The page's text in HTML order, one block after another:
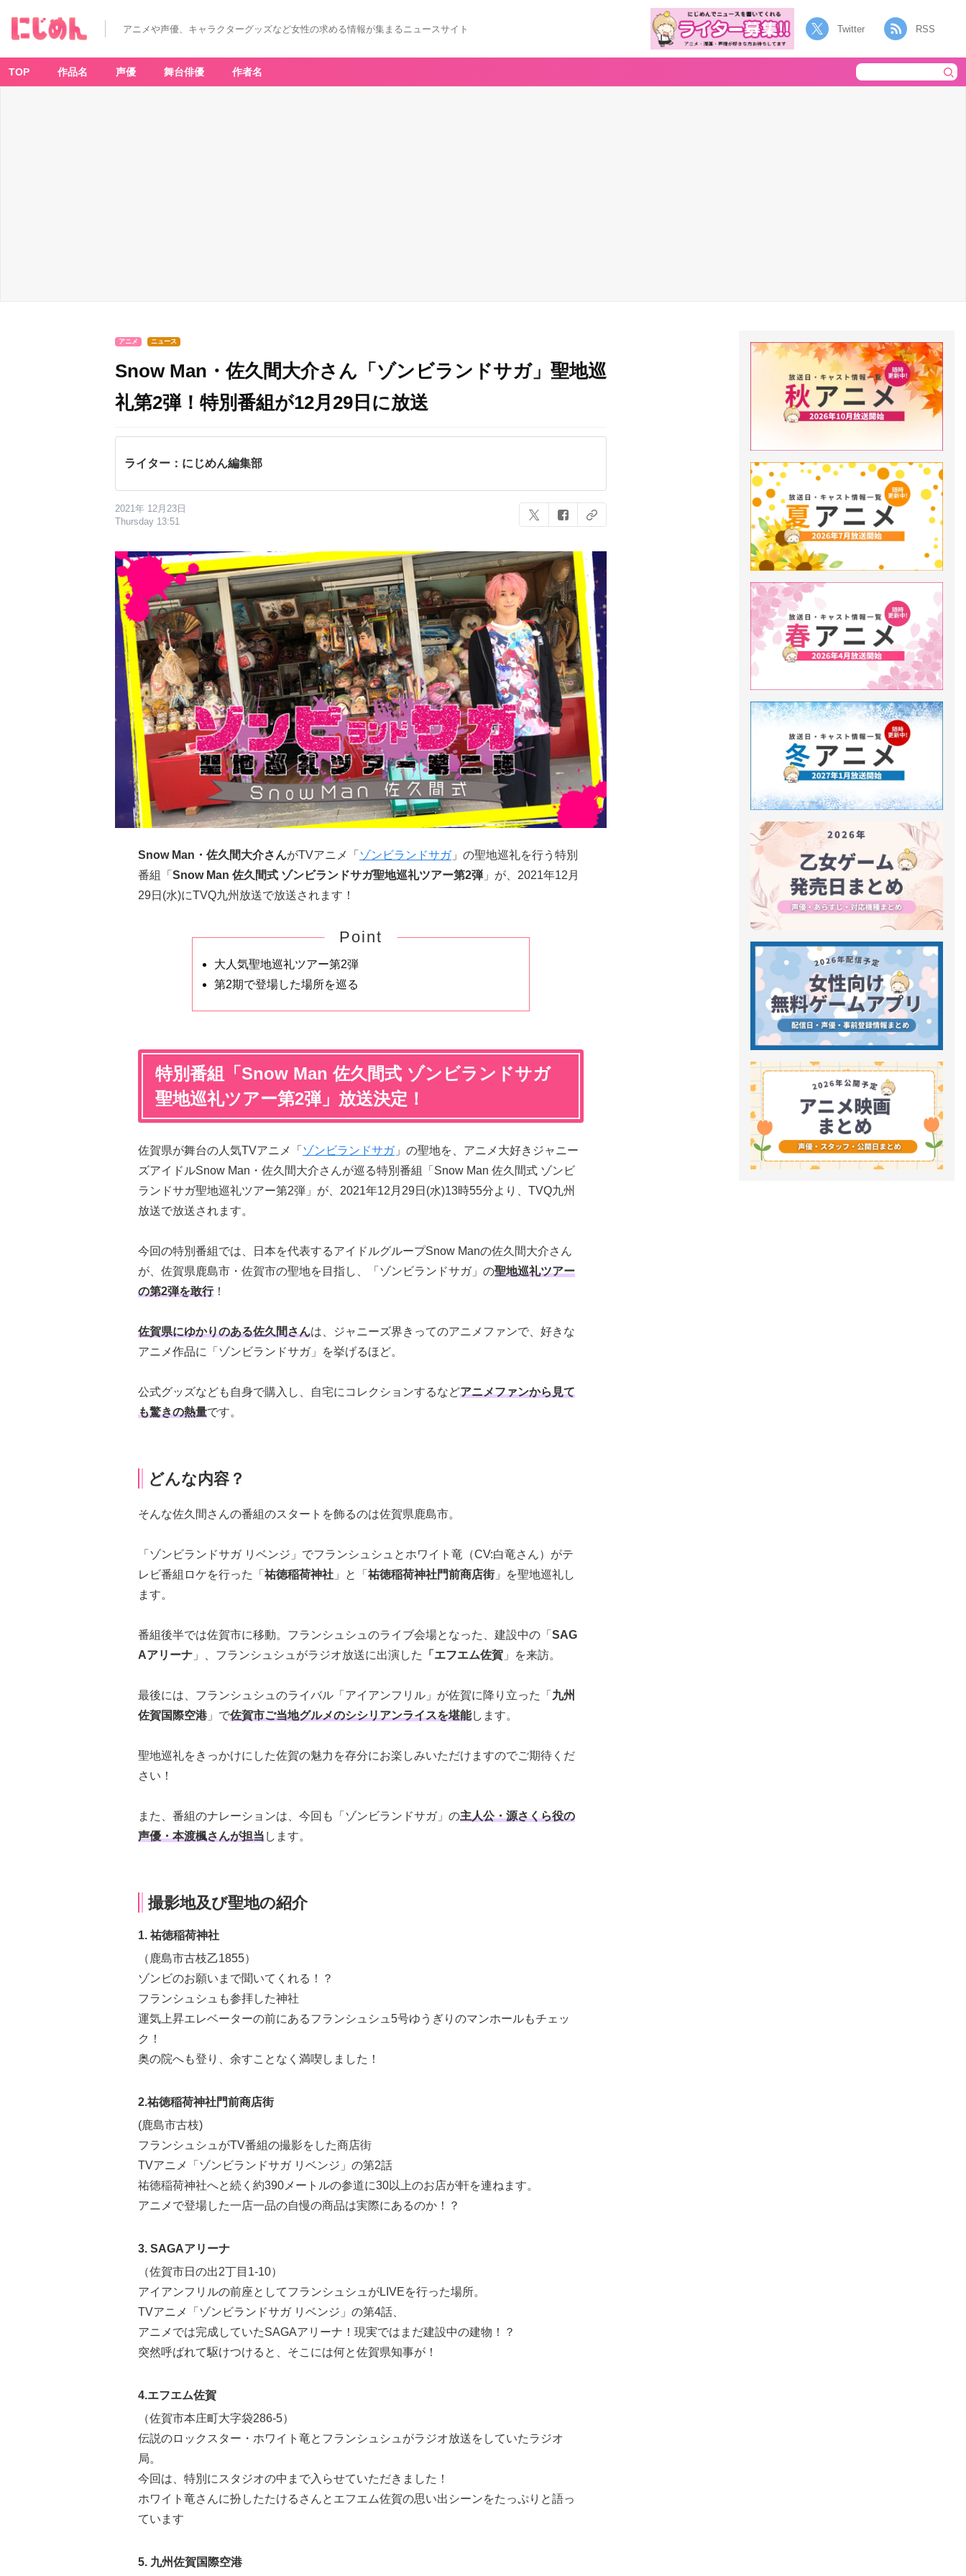
アニメや声優、キャラクターグッズなど女性の求める情報が集まるニュースサイト Twitter RSS
TOP 作品名 声優 舞台俳優 作者名
アニメ ニュース
Snow Man・佐久間大介さん「ゾンビランドサガ」聖地巡
礼第2弾！特別番組が12月29日に放送
ライター：にじめん編集部
2021年 12月23日
Thursday 13:51
Snow Man・佐久間大介さんがTVアニメ「 ゾンビランドサガ」の聖地巡礼を行う特別
番組「 Snow Man 佐久間式 ゾンビランドサガ聖地巡礼ツアー第2弾 」が、2021年12月
29日(水)にTVQ九州放送で放送されます！
Point
大人気聖地巡礼ツアー第2弾
第2期で登場した場所を巡る
特別番組「Snow Man 佐久間式 ゾンビランドサガ
聖地巡礼ツアー第2弾」放送決定！
佐賀県が舞台の人気TVアニメ「 ゾンビランドサガ」の聖地を、アニメ大好きジャニー
ズアイドルSnow Man・佐久間大介さんが巡る特別番組「Snow Man 佐久間式 ゾンビ
ランドサガ聖地巡礼ツアー第2弾」が、2021年12月29日(水)13時55分より、TVQ九州
放送で放送されます。
今回の特別番組では、日本を代表するアイドルグループSnow Manの佐久間大介さん
が、佐賀県鹿島市・佐賀市の聖地を目指し、「ゾンビランドサガ」の聖地巡礼ツアー
の第2弾を敢行！
佐賀県にゆかりのある佐久間さんは、ジャニーズ界きってのアニメファンで、好きな
アニメ作品に「ゾンビランドサガ」を挙げるほど。
公式グッズなども自身で購入し、自宅にコレクションするなどアニメファンから見て
も驚きの熱量です。
どんな内容？
そんな佐久間さんの番組のスタートを飾るのは佐賀県鹿島市。
「ゾンビランドサガ リベンジ」でフランシュシュとホワイト竜（CV:白竜さん）がテ
レビ番組ロケを行った「 祐徳稲荷神社 」と「 祐徳稲荷神社門前商店街」を聖地巡礼し
ます。
番組後半では佐賀市に移動。フランシュシュのライブ会場となった、建設中の「 SAG
Aアリーナ 」、フランシュシュがラジオ放送に出演した 「エフエム佐賀 」を来訪。
最後には、フランシュシュのライバル「アイアンフリル」が佐賀に降り立った「 九州
佐賀国際空港」で佐賀市ご当地グルメのシシリアンライスを堪能します。
聖地巡礼をきっかけにした佐賀の魅力を存分にお楽しみいただけますのでご期待くだ
さい！
また、番組のナレーションは、今回も「ゾンビランドサガ」の主人公・源さくら役の
声優・本渡楓さんが担当します。
撮影地及び聖地の紹介
1. 祐徳稲荷神社
（鹿島市古枝乙1855）
ゾンビのお願いまで聞いてくれる！？
フランシュシュも参拝した神社
運気上昇エレベーターの前にあるフランシュシュ5号ゆうぎりのマンホールもチェッ
ク！
奥の院へも登り、余すことなく満喫しました！
2.祐徳稲荷神社門前商店街
(鹿島市古枝)
フランシュシュがTV番組の撮影をした商店街
TVアニメ「ゾンビランドサガ リベンジ」の第2話
祐徳稲荷神社へと続く約390メートルの参道に30以上のお店が軒を連ねます。
アニメで登場した一店一品の自慢の商品は実際にあるのか！？
3. SAGAアリーナ
（佐賀市日の出2丁目1-10）
アイアンフリルの前座としてフランシュシュがLIVEを行った場所。
TVアニメ「ゾンビランドサガ リベンジ」の第4話、
アニメでは完成していたSAGAアリーナ！現実ではまだ建設中の建物！？
突然呼ばれて駆けつけると、そこには何と佐賀県知事が！
4.エフエム佐賀
（佐賀市本庄町大字袋286-5）
伝説のロックスター・ホワイト竜とフランシュシュがラジオ放送をしていたラジオ
局。
今回は、特別にスタジオの中まで入らせていただきました！
ホワイト竜さんに扮したたけるさんとエフエム佐賀の思い出シーンをたっぷりと語っ
ています
5. 九州佐賀国際空港